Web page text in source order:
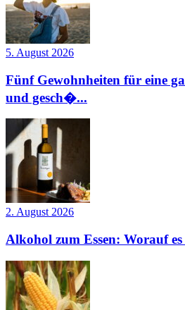
5. August 2026
Fünf Gewohnheiten für eine
und gesch�...
2. August 2026
Alkohol zum Essen: Worauf